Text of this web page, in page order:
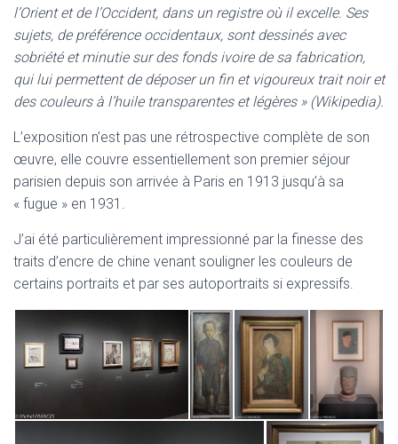
l’Orient et de l’Occident, dans un registre où il excelle. Ses
sujets, de préférence occidentaux, sont dessinés avec
sobriété et minutie sur des fonds ivoire de sa fabrication,
qui lui permettent de déposer un fin et vigoureux trait noir et
des couleurs à l’huile transparentes et légères » (Wikipedia).
L’exposition n’est pas une rétrospective complète de son
œuvre, elle couvre essentiellement son premier séjour
parisien depuis son arrivée à Paris en 1913 jusqu’à sa
« fugue » en 1931.
J’ai été particulièrement impressionné par la finesse des
traits d’encre de chine venant souligner les couleurs de
certains portraits et par ses autoportraits si expressifs.